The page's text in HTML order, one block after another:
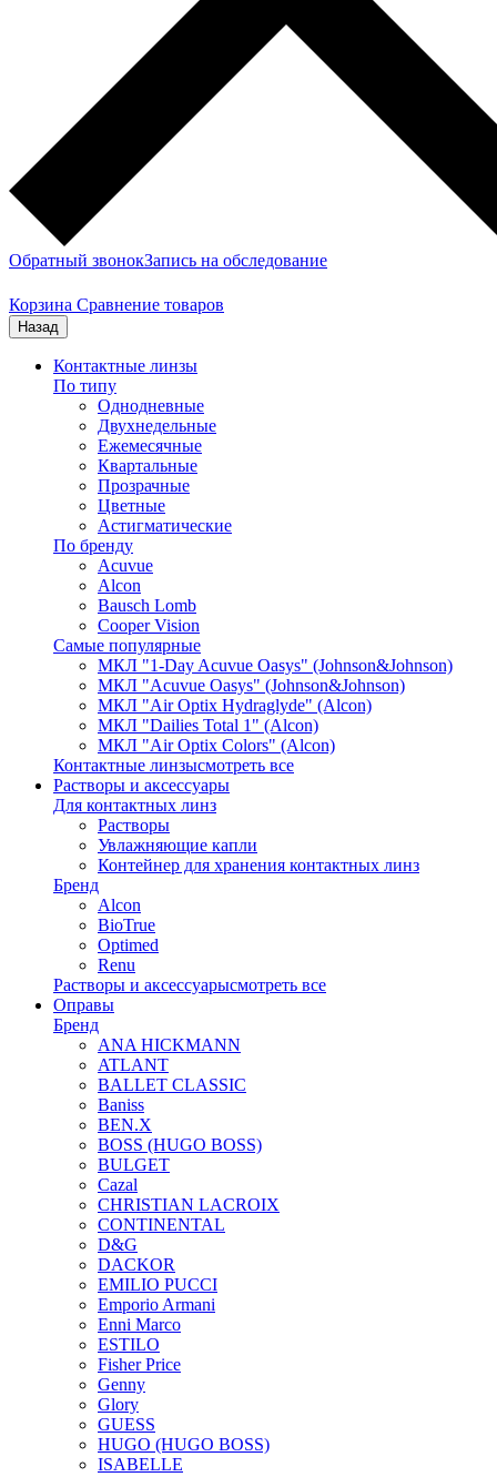
Обратный звонокЗапись на обследование
Корзина Сравнение товаров
Назад
Контактные линзы
По типу
Однодневные
Двухнедельные
Ежемесячные
Квартальные
Прозрачные
Цветные
Астигматические
По бренду
Acuvue
Alcon
Bausch Lomb
Cooper Vision
Самые популярные
МКЛ "1-Day Acuvue Oasys" (Johnson&Johnson)
МКЛ "Acuvue Oasys" (Johnson&Johnson)
МКЛ "Air Optix Hydraglyde" (Alcon)
МКЛ "Dailies Total 1" (Alcon)
МКЛ "Air Optix Colors" (Alcon)
Контактные линзысмотреть все
Растворы и аксессуары
Для контактных линз
Растворы
Увлажняющие капли
Контейнер для хранения контактных линз
Бренд
Alcon
BioTrue
Optimed
Renu
Растворы и аксессуарысмотреть все
Оправы
Бренд
ANA HICKMANN
ATLANT
BALLET CLASSIC
Baniss
BEN.X
BOSS (HUGO BOSS)
BULGET
Cazal
CHRISTIAN LACROIX
CONTINENTAL
D&G
DACKOR
EMILIO PUCCI
Emporio Armani
Enni Marco
ESTILO
Fisher Price
Genny
Glory
GUESS
HUGO (HUGO BOSS)
ISABELLE